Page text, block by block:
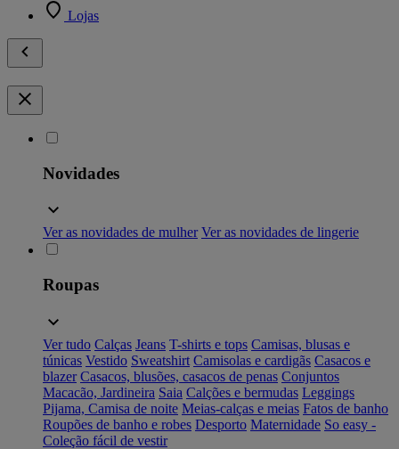
Lojas
Novidades
Ver as novidades de mulher Ver as novidades de lingerie
Roupas
Ver tudo Calças Jeans T-shirts e tops Camisas, blusas e
túnicas Vestido Sweatshirt Camisolas e cardigãs Casacos e
blazer Casacos, blusões, casacos de penas Conjuntos
Macacão, Jardineira Saia Calções e bermudas Leggings
Pijama, Camisa de noite Meias-calças e meias Fatos de banho
Roupões de banho e robes Desporto Maternidade So easy -
Coleção fácil de vestir